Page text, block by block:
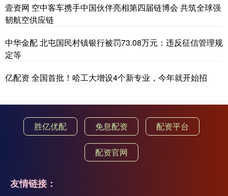
壹资网 空中客车携手中国伙伴亮相第四届链博会 共筑全球强
韧航空供应链
中华金配 北屯国民村镇银行被罚73.08万元：违反征信管理规
定等
亿配资 全国首批！哈工大增设4个新专业，今年就开始招
胜亿优配 免息配资 配资平台
配资官网
友情链接：